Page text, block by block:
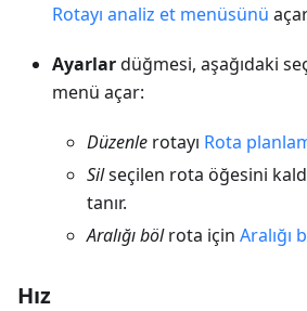
Rotayı analiz et menüsünü
Ayarlardüğmesi, aşağıdaki
menü açar:
Düzenle rotayı Rota
Silseçilen rota öğesini
tanır.
Aralığı bölrota için Aralığı
Hız